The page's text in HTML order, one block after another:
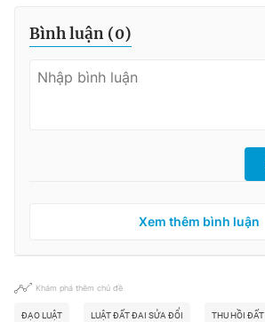
Bình luận (0)
Xem thêm bình luận
Khám phá thêm chủ đề
ĐẠO LUẬT LUẬT ĐẤT ĐAI SỬA ĐỔI THU HỒI ĐẤT